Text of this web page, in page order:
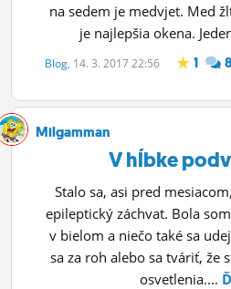
na sedem je medvjet. Med
je najlepšia okena.
Blog, 14. 3. 2017 22:56 1 8
Milgamman
V hĺbke
Stalo sa, asi pred
epileptický záchvat. Bola
v bielom a niečo také sa
sa za roh alebo sa tváriť, že
osvetlenia....